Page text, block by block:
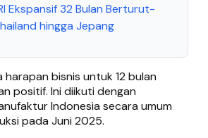
Ekspansif 32 Bulan Berturut-
hingga Jepang
bisnis untuk 12 bulan
positif. Ini diikuti dengan
Indonesia secara umum
pada Juni 2025.